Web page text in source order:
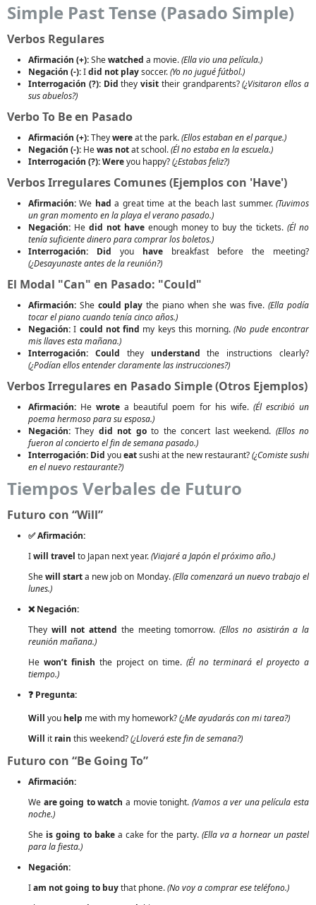
Simple Past Tense (Pasado Simple)
Verbos Regulares
Afirmación (+):Shewatched a movie.(Ella vio una película.)
Negación (-):Idid not playsoccer.(Yo no jugué fútbol.)
Interrogación (?): Did theyvisit their grandparents?(¿Visitaron ellos a
sus abuelos?)
Verbo To Be en Pasado
Afirmación (+):Theywereat the park.(Ellos estaban en el parque.)
Negación (-): Hewas notat school.(Él no estaba en la escuela.)
Interrogación (?):Wereyou happy?(¿Estabas feliz?)
Verbos Irregulares Comunes (Ejemplos con 'Have')
Afirmación: We had a great time at the beach last summer.(Tuvimos
un gran momento en la playa el verano pasado.)
Negación: He did not haveenough money to buy the tickets.(Él no
tenía suficiente dinero para comprar los boletos.)
Interrogación:
Did you have breakfast before the meeting?
(¿Desayunaste antes de la reunión?)
El Modal "Can" en Pasado: "Could"
Afirmación: She could play the piano when she was five.(Ella podía
tocar el piano cuando tenía cinco años.)
Negación: I could not find my keys this morning.(No pude encontrar
mis llaves esta mañana.)
Interrogación: Could they understand the instructions clearly?
(¿Podían ellos entender claramente las instrucciones?)
Verbos Irregulares en Pasado Simple (Otros Ejemplos)
Afirmación: Hewrote a beautiful poem for his wife. (Él escribió un
poema hermoso para su esposa.)
Negación: They did not goto the concert last weekend. (Ellos no
fueron al concierto el fin de semana pasado.)
Interrogación: Did youeatsushi at the new restaurant?(¿Comiste sushi
en el nuevo restaurante?)
Tiempos Verbales de Futuro
Futuro con “Will”
✅ Afirmación:
Iwill travel to Japan next year.(Viajaré a Japón el próximo año.)
Shewill starta new job on Monday.(Ella comenzará un nuevo trabajo el
lunes.)
❌ Negación:
They will not attend the meeting tomorrow.(Ellos no asistirán a la
reunión mañana.)
He won’t finish the project on time. (Él no terminará el proyecto a
tiempo.)
❓ Pregunta:
Will you help me with my homework?(¿Me ayudarás con mi tarea?)
Will it rain this weekend?(¿Lloverá este fin de semana?)
Futuro con “Be Going To”
Afirmación:
We are going to watch a movie tonight. (Vamos a ver una película esta
noche.)
She is going to bake a cake for the party. (Ella va a hornear un pastel
para la fiesta.)
Negación:
Iam not going to buythat phone.(No voy a comprar ese teléfono.)